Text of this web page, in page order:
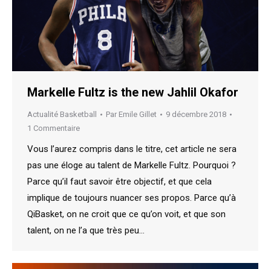
Markelle Fultz is the new Jahlil Okafor
Actualité Basketball Par Emile Gillet
9 décembre 2018
1 Commentaire
Vous l’aurez compris dans le titre, cet article ne sera
pas une éloge au talent de Markelle Fultz. Pourquoi ?
Parce qu’il faut savoir être objectif, et que cela
implique de toujours nuancer ses propos. Parce qu’à
QiBasket, on ne croit que ce qu’on voit, et que son
talent, on ne l’a que très peu…